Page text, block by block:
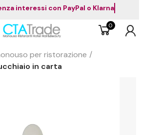
interessi con PayPal o Klarna
0
per ristorazione
in carta